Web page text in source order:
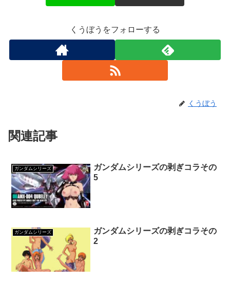
くうぼうをフォローする
くうぼう
関連記事
ガンダムシリーズ
ガンダムシリーズの剥ぎコラその
5
ガンダムシリーズ
ガンダムシリーズの剥ぎコラその
2